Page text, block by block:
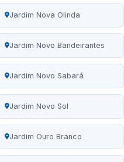
Jardim Nova Olinda
Jardim Novo Bandeirantes
Jardim Novo Sabará
Jardim Novo Sol
Jardim Ouro Branco